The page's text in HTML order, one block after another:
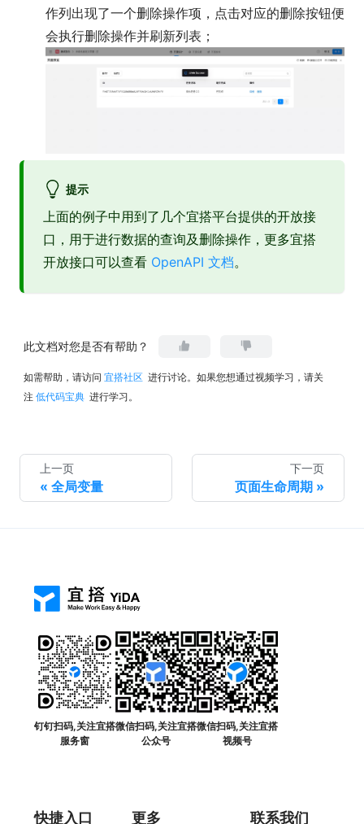
作列出现了一个删除操作项，点击对应的删除按钮便
会执行删除操作并刷新列表；
提示
上面的例子中用到了几个宜搭平台提供的开放接
口，用于进行数据的查询及删除操作，更多宜搭
开放接口可以查看 OpenAPI 文档。
此文档对您是否有帮助？
如需帮助，请访问 宜搭社区 进行讨论。如果您想通过视频学习，请关
注 低代码宝典 进行学习。
上一页
全局变量
下一页
页面生命周期
钉钉扫码,关注宜搭
服务窗
微信扫码,关注宜搭
公众号
微信扫码,关注宜搭
视频号
快捷入口 更多 联系我们